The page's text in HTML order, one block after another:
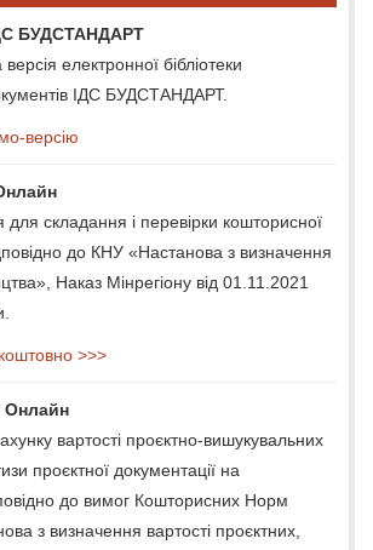
БУДСТАНДАРТ
електронної бібліотеки
ІДС БУДСТАНДАРТ.
версію
складання і перевірки кошторисної
до КНУ «Настанова з визначення
Наказ Мінрегіону від 01.11.2021
>>>
вартості проєктно-вишукувальних
проєктної документації на
до вимог Кошторисних Норм
з визначення вартості проєктних,